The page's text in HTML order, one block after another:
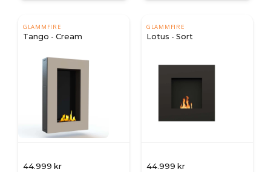
GLAMMFIRE
Tango - Cream
44.999 kr
GLAMMFIRE
Lotus - Sort
44.999 kr